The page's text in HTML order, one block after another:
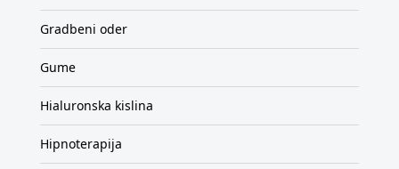
Gradbeni oder
Gume
Hialuronska kislina
Hipnoterapija